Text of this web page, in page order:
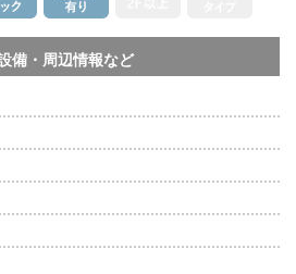
備・周辺情報など